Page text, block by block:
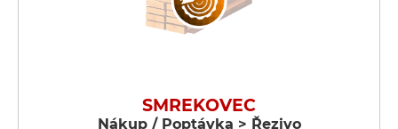
SMREKOVEC
Nákup / Poptávka > Řezivo